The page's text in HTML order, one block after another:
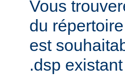
Vous
du
est
.dsp